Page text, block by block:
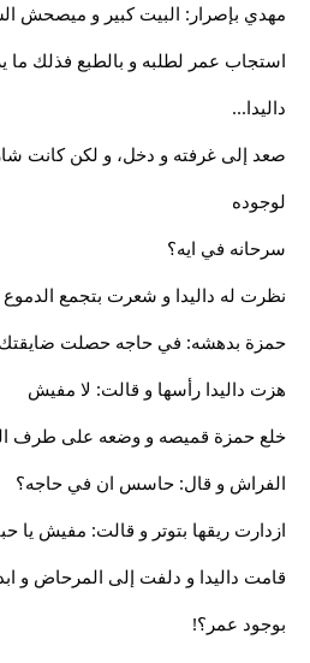
مهدي بإصرار: البيت كبير و ميصحش
استجاب عمر لطلبه و بالطبع فذلك ما
داليدا...
صعد إلى غرفته و دخل، و لكن كانت
لوجوده
سرحانه في ايه؟
نظرت له داليدا و شعرت بتجمع الدموع
حمزة بدهشه: في حاجه حصلت ضايقتك
هزت داليدا رأسها و قالت: لا مفيش
خلع حمزة قميصه و وضعه على طرف
الفراش و قال: حاسس ان في حاجه؟
ازدارت ريقها بتوتر و قالت: مفيش يا
قامت داليدا و دلفت إلى المرحاض و
بوجود عمر؟!